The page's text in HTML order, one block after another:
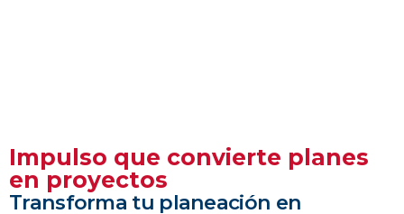
Impulso que convierte planes
en proyectos
Transforma tu planeación en